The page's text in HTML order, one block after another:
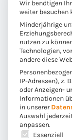
zu
kultureller
SAP Fiori
Entdecken
Wir benötigen
weiter besuchen
Minderjährige
nutzen zu
Technologien,
andere diese
IP-Adressen), z.
oder Anzeigen-
Informationen
in unserer
Auswahl
anpassen.
Es folgt eine
Essenziell